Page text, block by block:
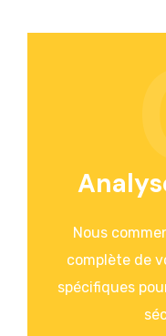
Nous
complète de
spécifiques